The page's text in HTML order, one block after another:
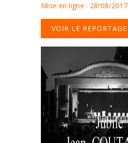
Mise en ligne : 28/08/2017
VOIR LE REPORTAGE